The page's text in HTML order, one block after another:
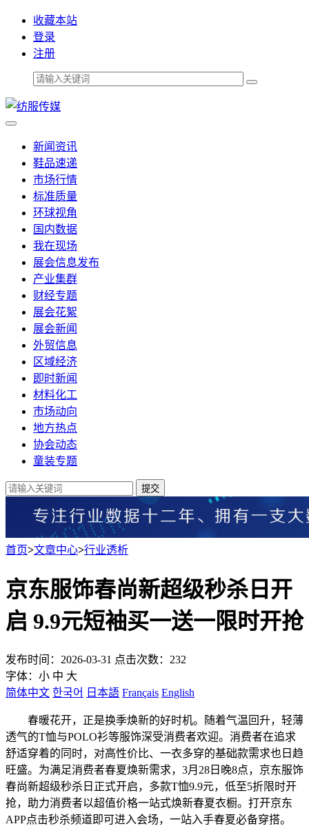
收藏本站
登录
注册
新闻资讯
鞋品速递
市场行情
标准质量
环球视角
国内数据
我在现场
展会信息发布
产业集群
财经专题
展会花絮
展会新闻
外贸信息
区域经济
即时新闻
材料化工
市场动向
地方热点
协会动态
童装专题
提交
首页>文章中心>行业透析
京东服饰春尚新超级秒杀日开
启 9.9元短袖买一送一限时开抢
发布时间：2026-03-31 点击次数：232
字体： 小 中 大
简体中文 한국어 日本語 Français English
春暖花开，正是换季焕新的好时机。随着气温回升，轻薄
透气的T恤与POLO衫等服饰深受消费者欢迎。消费者在追求
舒适穿着的同时，对高性价比、一衣多穿的基础款需求也日趋
旺盛。为满足消费者春夏焕新需求，3月28日晚8点，京东服饰
春尚新超级秒杀日正式开启，多款T恤9.9元，低至5折限时开
抢，助力消费者以超值价格一站式焕新春夏衣橱。打开京东
APP点击秒杀频道即可进入会场，一站入手春夏必备穿搭。